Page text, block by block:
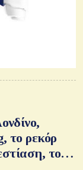
το ρεκόρ
το